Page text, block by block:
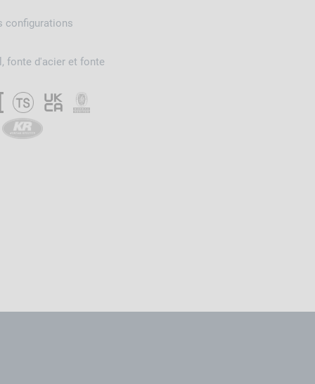
configurations
fonte d'acier et fonte